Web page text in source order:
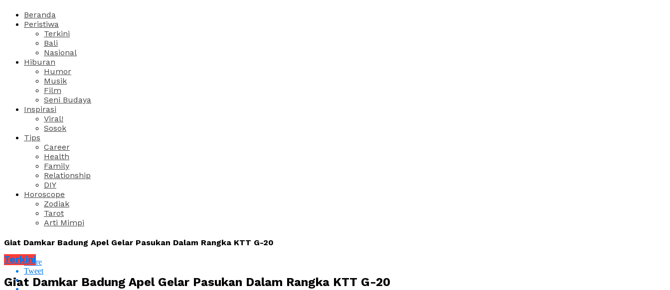
Beranda
Peristiwa
Terkini
Bali
Nasional
Hiburan
Humor
Musik
Film
Seni Budaya
Inspirasi
Viral!
Sosok
Tips
Career
Health
Family
Relationship
DIY
Horoscope
Zodiak
Tarot
Arti Mimpi
Giat Damkar Badung Apel Gelar Pasukan Dalam Rangka KTT G-20
Share
Tweet
Terkini
Giat Damkar Badung Apel Gelar Pasukan Dalam Rangka KTT G-20